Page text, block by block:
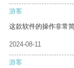
游客
这款软件的操作非常
2024-08-11
游客